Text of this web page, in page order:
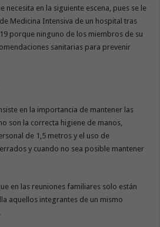
necesita en la siguiente escena, pues se le
Medicina Intensiva de un hospital tras
porque ninguno de los miembros de su
sanitarias para prevenir
en la importancia de mantener las
son la correcta higiene de manos,
de 1,5 metros y el uso de
y cuando no sea posible mantener
en las reuniones familiares solo están
aquellos integrantes de un mismo